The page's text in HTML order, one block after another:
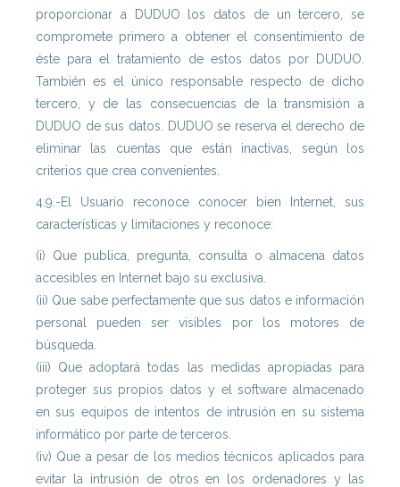
proporcionar a DUDUO los datos de un tercero, se
compromete primero a obtener el consentimiento de
éste para el tratamiento de estos datos por DUDUO.
También es el único responsable respecto de dicho
tercero, y de las consecuencias de la transmisión a
DUDUO de sus datos. DUDUO se reserva el derecho de
eliminar las cuentas que están inactivas, según los
criterios que crea convenientes.
4.9.-El Usuario reconoce conocer bien Internet, sus
características y limitaciones y reconoce:
(i) Que publica, pregunta, consulta o almacena datos
accesibles en Internet bajo su exclusiva.
(ii) Que sabe perfectamente que sus datos e información
personal pueden ser visibles por los motores de
búsqueda.
(iii) Que adoptará todas las medidas apropiadas para
proteger sus propios datos y el software almacenado
en sus equipos de intentos de intrusión en su sistema
informático por parte de terceros.
(iv) Que a pesar de los medios técnicos aplicados para
evitar la intrusión de otros en los ordenadores y las